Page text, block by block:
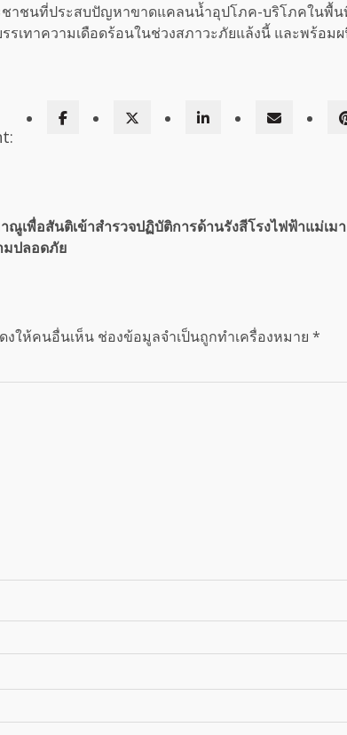
ชาชนที่ประสบปัญหาขาดแคลนน้ำอุปโภค-บริโภคในพื้
รเทาความเดือดร้อนในช่วงสภาวะภัยแล้งนี้ และพร้อ
ณูเพื่อสันติเข้าสำรวจปฏิบัติการด้านรังสีโรงไฟฟ้าแม่เม
มปลอดภัย
งให้คนอื่นเห็น ช่องข้อมูลจำเป็นถูกทำเครื่องหมาย *